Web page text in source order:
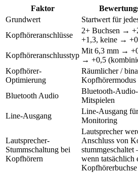
Faktor
Grundwert
Startwert für
Kopfhöreranschlüsse
2+ Buchsen →
+1,3, keine → +0
Kopfhöreranschlusstyp
Mit 6,3 mm →
→ +0,5
Kopfhörer-
Optimierung
Räumlicher /
Kopfhörermodus
Bluetooth Audio
Bluetooth-
Mitspielen
Line-Ausgang
Line-Ausgang
Monitoring
Lautsprecher-
Stummschaltung bei
Kopfhörern
Lautsprecher
Anschluss von
wenn tatsächlich